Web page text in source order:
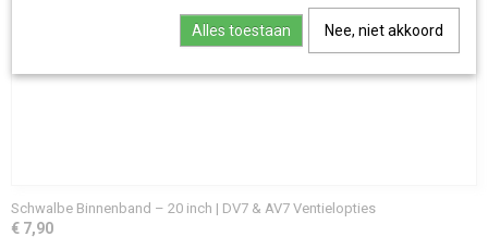
Schwalbe Binnenband – 20 inch | DV7 & AV7 Ventielopties
€ 7,90
Alles toestaan Nee, niet akkoord